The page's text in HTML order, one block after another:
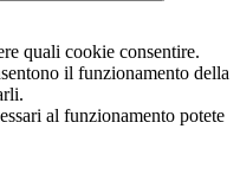
quali cookie consentire.
il funzionamento della
al funzionamento potete